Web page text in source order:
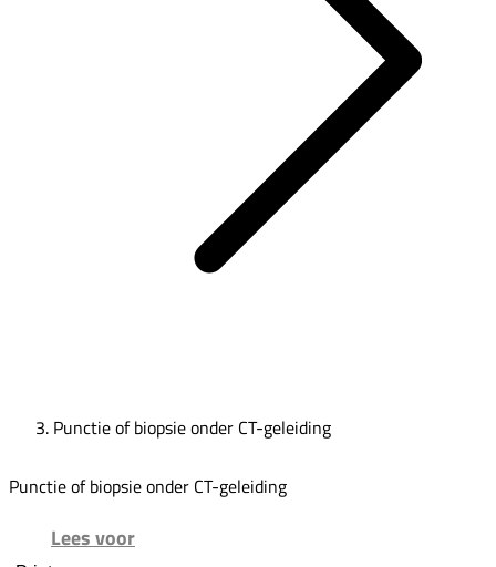
Punctie of biopsie onder CT-geleiding
Punctie of biopsie onder CT-geleiding
Lees voor